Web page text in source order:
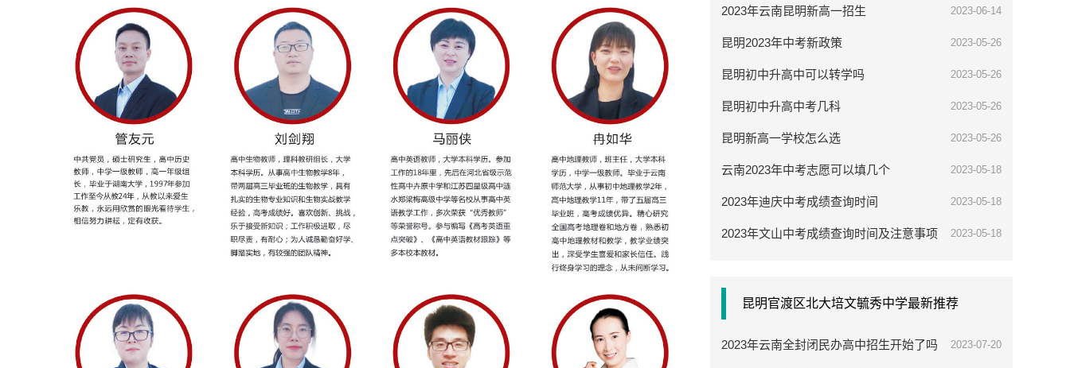
2023年云南昆明新高一招生 2023-06-14
昆明2023年中考新政策 2023-05-26
昆明初中升高中可以转学吗 2023-05-26
昆明初中升高中考几科 2023-05-26
昆明新高一学校怎么选 2023-05-26
云南2023年中考志愿可以填几个 2023-05-18
2023年迪庆中考成绩查询时间 2023-05-18
2023年文山中考成绩查询时间及注意事项 2023-05-18
昆明官渡区北大培文毓秀中学最新推荐
2023年云南全封闭民办高中招生开始了吗 2023-07-20